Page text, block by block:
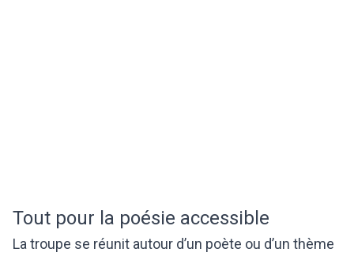
Tout pour la poésie accessible
La troupe se réunit autour d’un poète ou d’un thème